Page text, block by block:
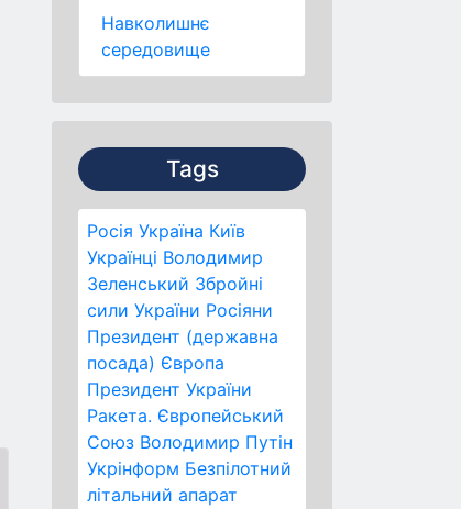
Навколишнє
середовище
Tags
Росія Україна Київ
Українці Володимир
Зеленський Збройні
сили України Росіяни
Президент (державна
посада) Європа
Президент України
Ракета. Європейський
Союз Володимир Путін
Укрінформ Безпілотний
літальний апарат